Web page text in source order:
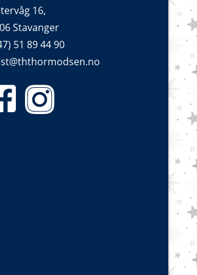
16,
Stavanger
51 89 44 90